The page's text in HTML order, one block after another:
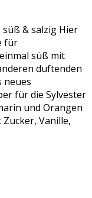
& salzig Hier
für
süß mit
duftenden
neues
für die Sylvester
und Orangen
Vanille,